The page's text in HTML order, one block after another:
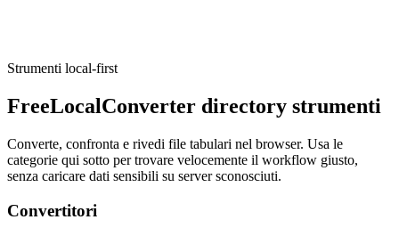
Strumenti local-first
FreeLocalConverter directory strumenti
Converte, confronta e rivedi file tabulari nel browser. Usa le
categorie qui sotto per trovare velocemente il workflow giusto,
senza caricare dati sensibili su server sconosciuti.
Convertitori